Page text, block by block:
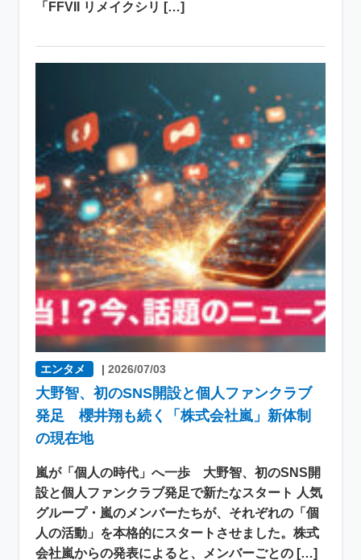
「FFVII リメイクシリ […]
エンタメ |2026/07/03
大野智、初のSNS開設と個人ファンクラブ
発足 櫻井翔も続く「株式会社嵐」新体制
の現在地
嵐が「個人の時代」へ一歩 大野智、初のSNS開
設と個人ファンクラブ発足で新たなスタート 人気
グループ・嵐のメンバーたちが、それぞれの「個
人の活動」を本格的にスタートさせました。株式
会社嵐からの発表によると、メンバーごとの […]